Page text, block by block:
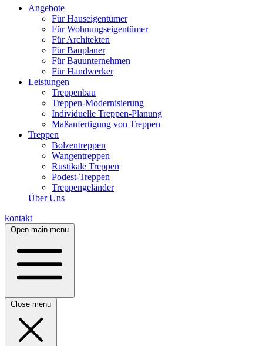
Angebote
Für Hauseigentümer
Für Wohnungseigentümer
Für Architekten
Für Bauplaner
Für Bauunternehmen
Für Handwerker
Leistungen
Treppenbau
Treppen-Modernisierung
Individuelle Treppen-Planung
Maßanfertigung von Treppen
Treppen
Bolzentreppen
Wangentreppen
Rustikale Treppen
Podest-Treppen
Treppengeländer
Über Uns
kontakt
Open main menu
Close menu